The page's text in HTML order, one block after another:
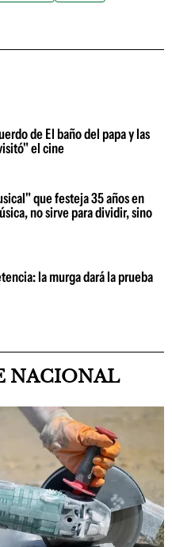
de El baño del papa y las
el cine
que festeja 35 años en
no sirve para dividir, sino
la murga dará la prueba
NACIONAL